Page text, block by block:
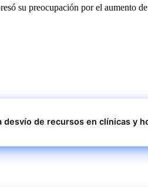
su preocupación por el aumento
desvío de recursos en clínicas y